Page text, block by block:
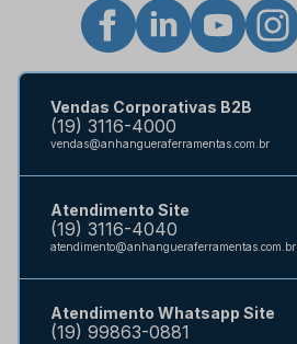
Vendas Corporativas B2B
(19) 3116-4000
vendas@anhangueraferramentas.com.br
Atendimento Site
(19) 3116-4040
atendimento@anhangueraferramentas.com.br
Atendimento Whatsapp Site
(19) 99863-0881